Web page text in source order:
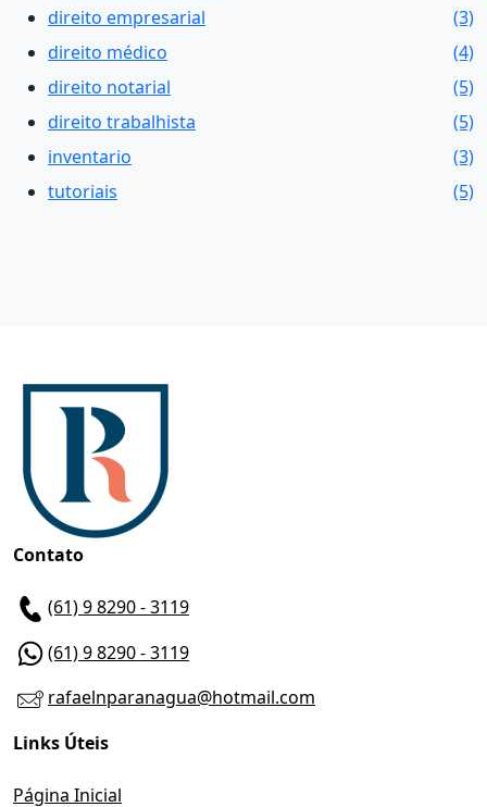
direito empresarial
(3)
direito médico
(4)
direito notarial
(5)
direito trabalhista
(5)
inventario
(3)
tutoriais
(5)
Contato
(61) 9 8290 - 3119
(61) 9 8290 - 3119
rafaelnparanagua@hotmail.com
Links Úteis
Página Inicial